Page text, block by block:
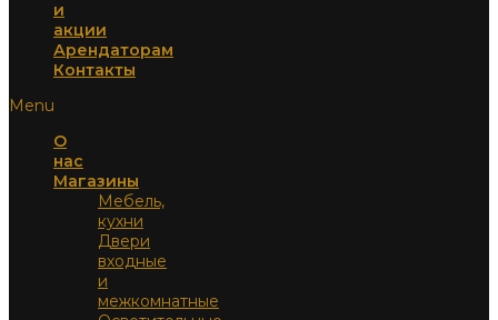
и
акции
Арендаторам
Контакты
Menu
О
нас
Магазины
Мебель,
кухни
Двери
входные
и
межкомнатные